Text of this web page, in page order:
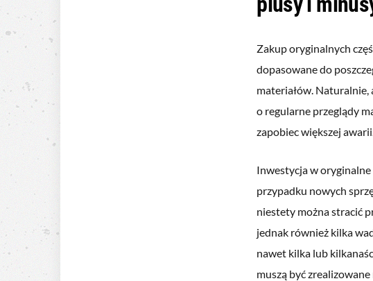
Zakup oryginalnych
dopasowane do
materiałów. Naturalnie,
o regularne przeglądy
zapobiec większej
Inwestycja w oryginalne
przypadku nowych
niestety można stracić
jednak również kilka
nawet kilka lub
muszą być